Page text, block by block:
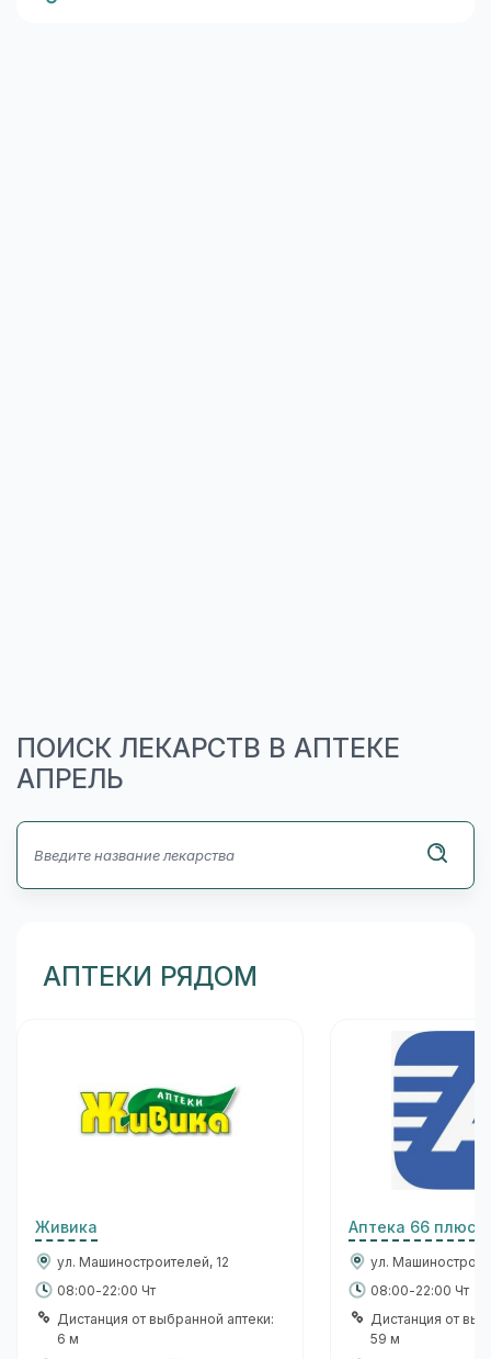
ПОИСК ЛЕКАРСТВ В АПТЕКЕ
АПРЕЛЬ
АПТЕКИ РЯДОМ
Живика
ул. Машиностроителей, 12
08:00-22:00 Чт
Дистанция от выбранной аптеки:
6 м
Аптека 66 плюс
ул.
08:00-22:00 Чт
Дистанция от
59 м